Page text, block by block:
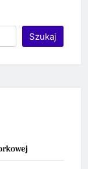
Szukaj